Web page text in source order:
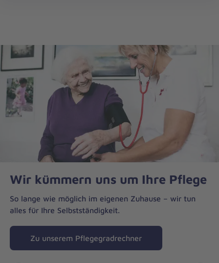
zum
Wir kümmern uns um Ihre Pflege
So lange wie möglich im eigenen Zuhause – wir tun
alles für Ihre Selbstständigkeit.
Zu unserem Pflegegradrechner